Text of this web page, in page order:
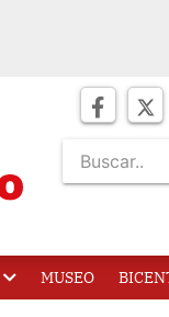
MUSEO